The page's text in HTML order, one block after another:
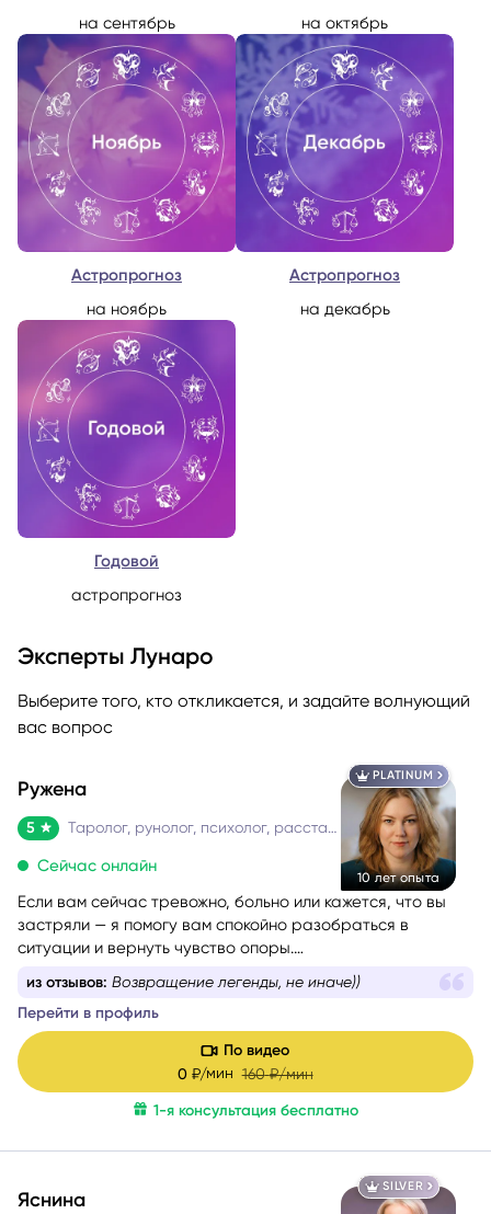
на сентябрь
на октябрь
Астропрогноз
на ноябрь
Астропрогноз
на декабрь
Годовой
астропрогноз
Эксперты Лунаро
Выберите того, кто откликается, и задайте волнующий
вас вопрос
PLATINUM
10 лет опыта
Ружена
5 Таролог, рунолог, психолог, расстановщик
Сейчас онлайн
Если вам сейчас тревожно, больно или кажется, что вы
застряли — я помогу вам спокойно разобраться в
ситуации и вернуть чувство опоры.
Со мной можно говорить честно и без страха быть
осуждённой. Я мягко и бережно проведу вас через
сложные эмоции, помогу увидеть перспективу и найти
решение, которое принесёт облегчение.
из отзывов: Всегда ваши слова совпадают с
Перейти в профиль
По видео
0 ₽/мин160 ₽/мин
SILVER